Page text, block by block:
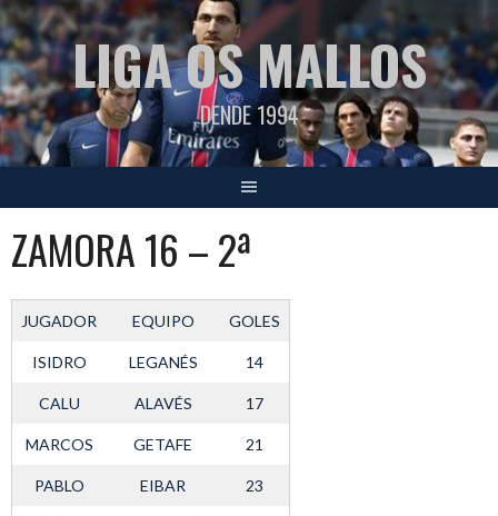
Saltar
al
contenidoLIGA OS MALLOS
DENDE 1994
ZAMORA 16 – 2ª
JUGADOR EQUIPO GOLES
ISIDRO LEGANÉS 14
CALU ALAVÉS 17
MARCOS GETAFE 21
PABLO EIBAR 23